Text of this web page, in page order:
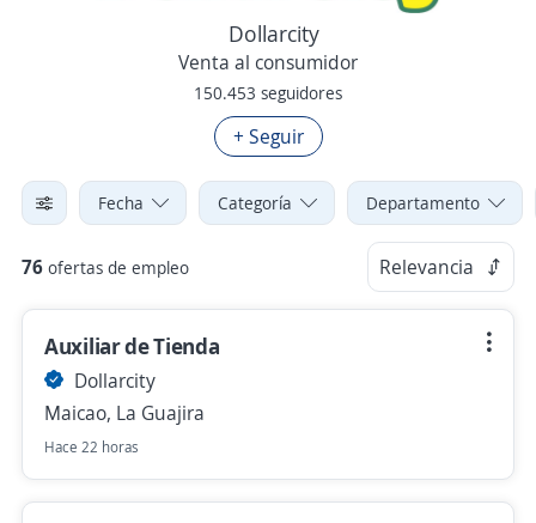
Dollarcity
Venta al consumidor
150.453 seguidores
+ Seguir
Fecha Categoría Departamento
76 ofertas de empleo Relevancia
Auxiliar de Tienda
Dollarcity
Maicao, La Guajira
Hace 22 horas